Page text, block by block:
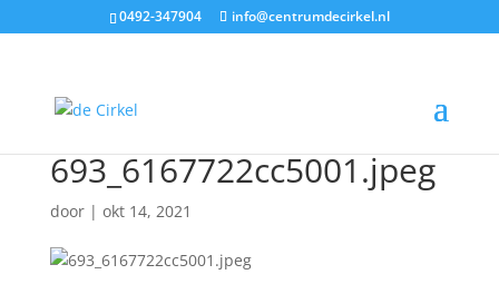
0492-347904 info@centrumdecirkel.nl
693_6167722cc5001.jpeg
door | okt 14, 2021